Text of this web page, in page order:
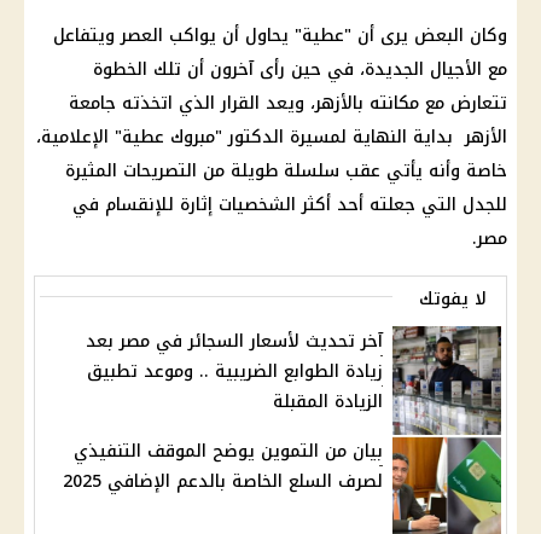
وكان البعض يرى أن "عطية" يحاول أن يواكب العصر ويتفاعل
مع الأجيال الجديدة، في حين رأى آخرون أن تلك الخطوة
تتعارض مع مكانته بالأزهر، ويعد القرار الذي اتخذته جامعة
الأزهربداية النهاية لمسيرة الدكتور "مبروك عطية" الإعلامية،
خاصة وأنه يأتي عقب سلسلة طويلة من التصريحات المثيرة
للجدل التي جعلته أحد أكثر الشخصيات إثارة للإنقسام في
مصر.
لا يفوتك
آخر تحديث لأسعار السجائر في مصر بعد
زيادة الطوابع الضريبية .. وموعد تطبيق
الزيادة المقبلة
بيان من التموين يوضح الموقف التنفيذي
لصرف السلع الخاصة بالدعم الإضافي 2025